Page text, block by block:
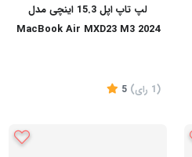
لپ تاپ اپل 15.3 اینچی مدل
MacBook Air MXD23 M3 2024
(1 رای)
5